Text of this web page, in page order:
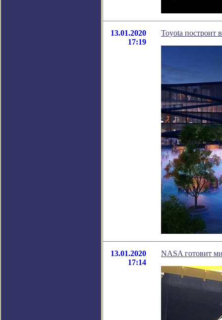
13.01.2020
17:19
Toyota построит
13.01.2020
17:14
NASA готовит